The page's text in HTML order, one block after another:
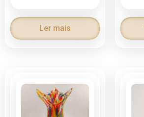
Ler mais